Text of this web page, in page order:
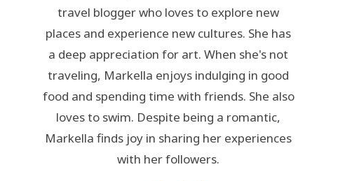
travel blogger who loves to explore new
places and experience new cultures. She has
a deep appreciation for art. When she's not
traveling, Markella enjoys indulging in good
food and spending time with friends. She also
loves to swim. Despite being a romantic,
Markella finds joy in sharing her experiences
with her followers.